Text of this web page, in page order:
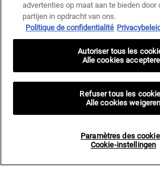
Deze site wordt beschermd door Cloudflare
gebruiksvoorwaarden zijn van
AANMELDEN
14, rue Royale - 75008 Paris France
advertenties op maat aan te bieden door
partijen in opdracht van ons.
Politique de confidentialité Privacybeleid
Paramètres des
Cookie-instellingen
Refuser tous les
Alle cookies weigeren
Autoriser tous les
Alle cookies